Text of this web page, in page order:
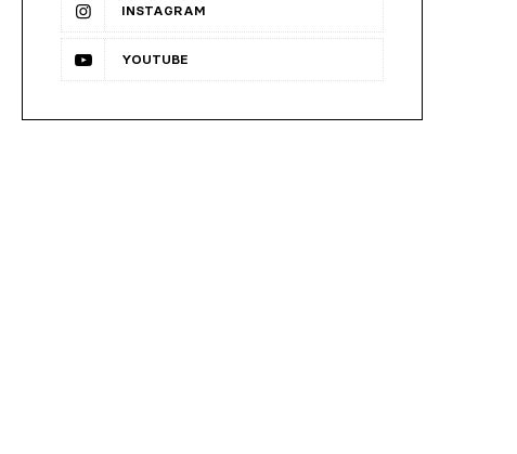
INSTAGRAM
YOUTUBE